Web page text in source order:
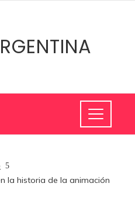
la historia de la animación